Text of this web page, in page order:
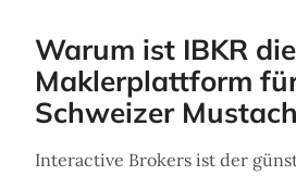
Warum ist IBKR
Maklerplattform
Schweizer
Interactive Brokers ist der